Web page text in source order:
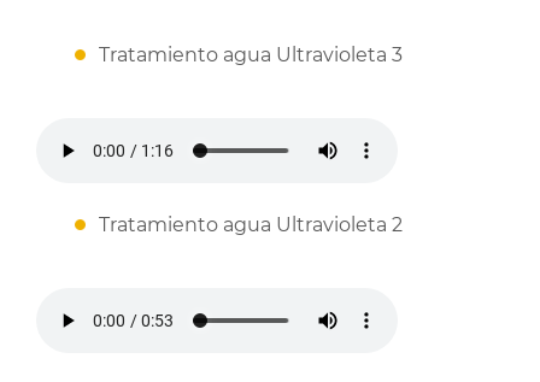
Tratamiento agua Ultravioleta 3
Tratamiento agua Ultravioleta 2